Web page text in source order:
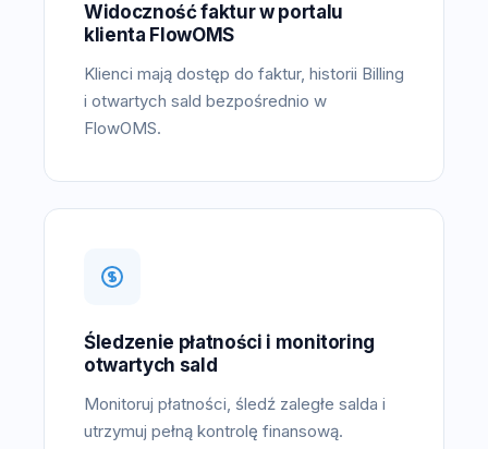
Widoczność faktur w portalu
klienta FlowOMS
Klienci mają dostęp do faktur, historii Billing
i otwartych sald bezpośrednio w
FlowOMS.
Śledzenie płatności i monitoring
otwartych sald
Monitoruj płatności, śledź zaległe salda i
utrzymuj pełną kontrolę finansową.